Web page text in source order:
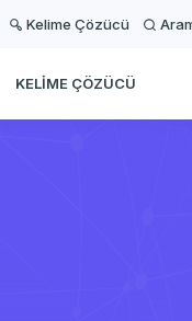
Kelime Çözücü
KELIME ÇÖZÜCÜ